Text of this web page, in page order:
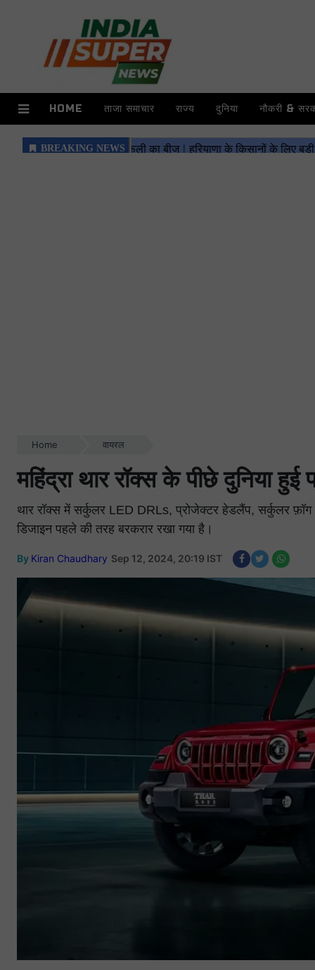
HOME ताजा समाचार राज्य दुनिया नौकरी &
Home वायरल
महिंद्रा थार रॉक्स के पीछे दुनिया
थार रॉक्स में सर्कुलर LED DRLs, प्रोजेक्टर हेडलैंप, सर्कुलर
डिजाइन पहले की तरह बरकरार रखा गया है।
By Kiran Chaudhary Sep 12, 2024, 20:19 IST